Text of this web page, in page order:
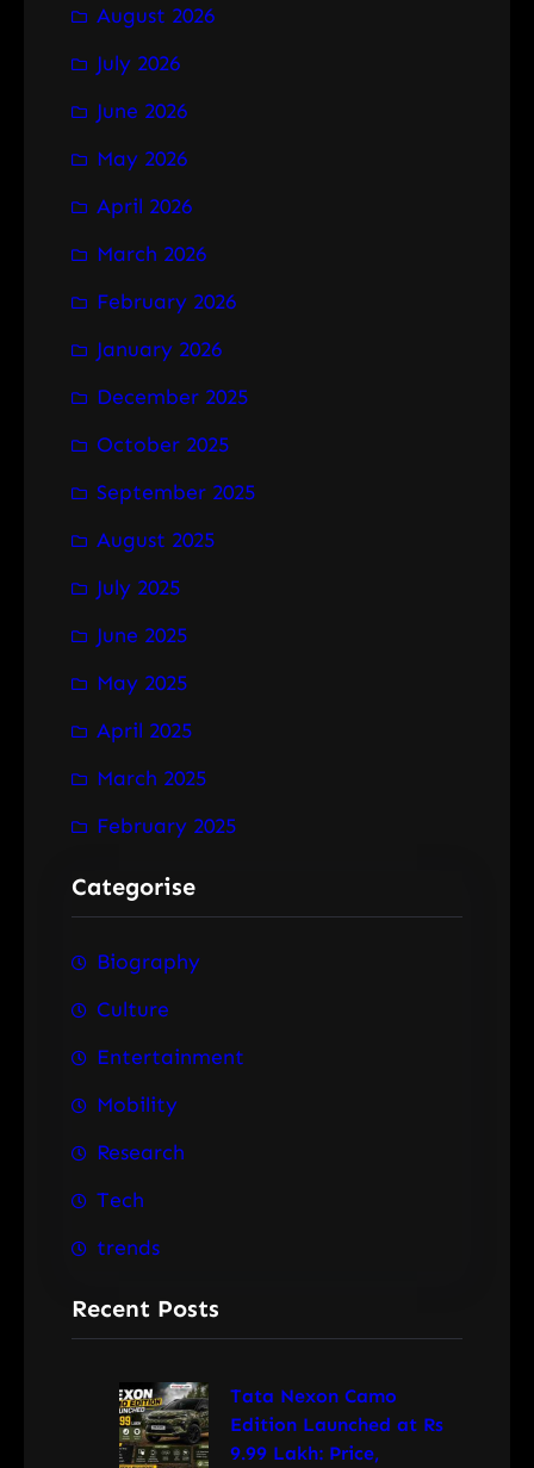
c
h
August 2026
July 2026
June 2026
May 2026
April 2026
March 2026
February 2026
January 2026
December 2025
October 2025
September 2025
August 2025
July 2025
June 2025
May 2025
April 2025
March 2025
February 2025
Categorise
Biography
Culture
Entertainment
Mobility
Research
Tech
trends
Recent Posts
Tata Nexon Camo
Edition Launched at Rs
9.99 Lakh: Price,